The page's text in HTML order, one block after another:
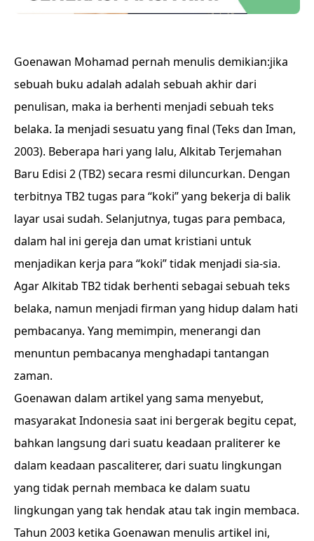
Goenawan Mohamad pernah menulis demikian:jika
sebuah buku adalah adalah sebuah akhir dari
penulisan, maka ia berhenti menjadi sebuah teks
belaka. Ia menjadi sesuatu yang final (Teks dan Iman,
2003). Beberapa hari yang lalu, Alkitab Terjemahan
Baru Edisi 2 (TB2) secara resmi diluncurkan. Dengan
terbitnya TB2 tugas para “koki” yang bekerja di balik
layar usai sudah. Selanjutnya, tugas para pembaca,
dalam hal ini gereja dan umat kristiani untuk
menjadikan kerja para “koki” tidak menjadi sia-sia.
Agar Alkitab TB2 tidak berhenti sebagai sebuah teks
belaka, namun menjadi firman yang hidup dalam hati
pembacanya. Yang memimpin, menerangi dan
menuntun pembacanya menghadapi tantangan
zaman.
Goenawan dalam artikel yang sama menyebut,
masyarakat Indonesia saat ini bergerak begitu cepat,
bahkan langsung dari suatu keadaan praliterer ke
dalam keadaan pascaliterer, dari suatu lingkungan
yang tidak pernah membaca ke dalam suatu
lingkungan yang tak hendak atau tak ingin membaca.
Tahun 2003 ketika Goenawan menulis artikel ini,